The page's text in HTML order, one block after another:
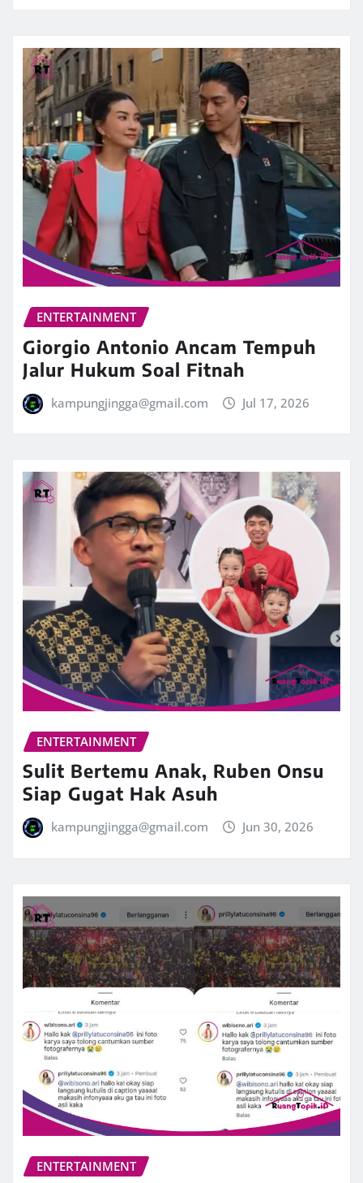
ENTERTAINMENT
Giorgio Antonio Ancam Tempuh
Jalur Hukum Soal Fitnah
kampungjingga@gmail.com Jul 17, 2026
ENTERTAINMENT
Sulit Bertemu Anak, Ruben Onsu
Siap Gugat Hak Asuh
kampungjingga@gmail.com Jun 30, 2026
ENTERTAINMENT